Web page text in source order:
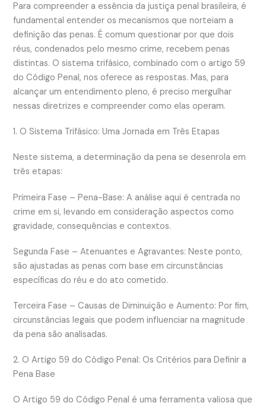
Para compreender a essência da justiça penal brasileira, é
fundamental entender os mecanismos que norteiam a
definição das penas. É comum questionar por que dois
réus, condenados pelo mesmo crime, recebem penas
distintas. O sistema trifásico, combinado com o artigo 59
do Código Penal, nos oferece as respostas. Mas, para
alcançar um entendimento pleno, é preciso mergulhar
nessas diretrizes e compreender como elas operam.
1. O Sistema Trifásico: Uma Jornada em Três Etapas
Neste sistema, a determinação da pena se desenrola em
três etapas:
Primeira Fase – Pena-Base: A análise aqui é centrada no
crime em si, levando em consideração aspectos como
gravidade, consequências e contextos.
Segunda Fase – Atenuantes e Agravantes: Neste ponto,
são ajustadas as penas com base em circunstâncias
específicas do réu e do ato cometido.
Terceira Fase – Causas de Diminuição e Aumento: Por fim,
circunstâncias legais que podem influenciar na magnitude
da pena são analisadas.
2. O Artigo 59 do Código Penal: Os Critérios para Definir a
Pena Base
O Artigo 59 do Código Penal é uma ferramenta valiosa que